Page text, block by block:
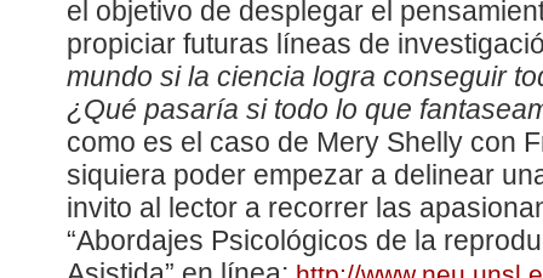
el objetivo de desplegar el
propiciar futuras líneas de
mundo si la ciencia logra conseguir
¿Qué pasaría si todo lo que
como es el caso de Mery Shelly con
siquiera poder empezar a delinear
invito al lector a recorrer las
“Abordajes Psicológicos de la